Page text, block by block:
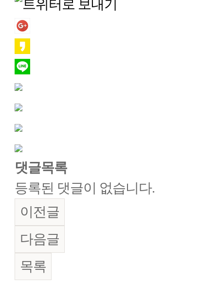
댓글목록
등록된 댓글이 없습니다.
이전글
다음글
목록